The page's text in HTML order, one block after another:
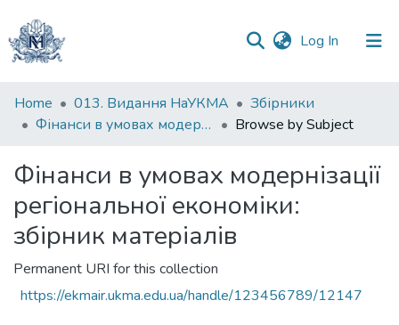
Log In (current)
Communities
&
All of DSpace
Home 013. Видання НаУКМА
Збірники
Фінанси в умовах модернізації регіональної економіки: збірник матеріалів
Browse by Subject
Фінанси в умовах модернізації
регіональної економіки:
збірник матеріалів
Permanent URI for this collection
https://ekmair.ukma.edu.ua/handle/123456789/12147